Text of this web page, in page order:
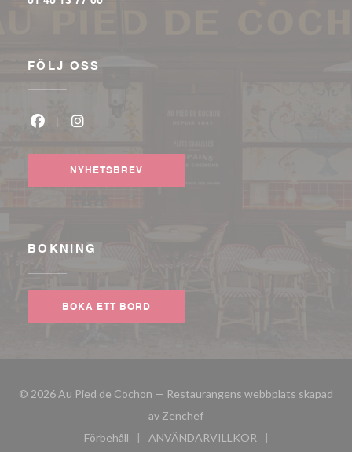
FÖLJ OSS
NYHETSBREV
BOKNING
BOKA ETT BORD
© 2026 Au Pied de Cochon — Restaurangens webbplats skapad
av Zenchef((öppnas i ett nytt fönster))
Förbehåll
((öppnas i ett nytt fönster))
ANVÄNDARVILLKOR
((öppnas i ett nytt fönster))